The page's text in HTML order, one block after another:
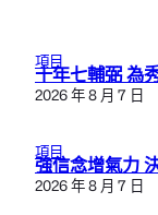
項目
十年七輔弼 為
2026 年 8 月 7 日
項目
強信念增氣力
2026 年 8 月 7 日